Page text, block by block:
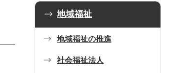
地域福祉
地域福祉の推進
社会福祉法人